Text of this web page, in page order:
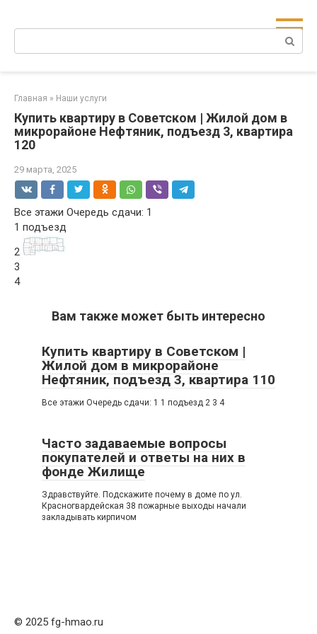
Поиск:
Главная » Наши услуги
Купить квартиру в Советском | Жилой дом в
микрорайоне Нефтяник, подъезд 3, квартира
120
29 марта, 2025
Все этажи Очередь сдачи: 1
1 подъезд
2
3
4
Вам также может быть интересно
Купить квартиру в Советском |
Жилой дом в микрорайоне
Нефтяник, подъезд 3, квартира 110
Все этажи Очередь сдачи: 1 1 подъезд 2 3 4
Часто задаваемые вопросы
покупателей и ответы на них в
фонде Жилище
Здравствуйте. Подскажите почему в доме по ул.
Красногвардейская 38 пожарные выходы начали
закладывать кирпичом
© 2025 fg-hmao.ru